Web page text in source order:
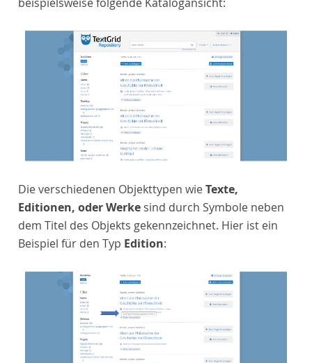
Die verschiedenen Objekttypen wieTexte,
Editionen, oder Werke sind durch Symbole neben
dem Titel des Objekts gekennzeichnet. Hier ist ein
Beispiel für den Typ Edition: